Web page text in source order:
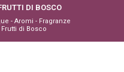
DI BOSCO
- Aromi - Fragranze
di Bosco